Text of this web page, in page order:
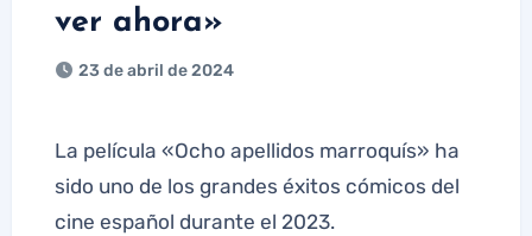
ver ahora»
23 de abril de 2024
La película «Ocho apellidos marroquís» ha
sido uno de los grandes éxitos cómicos del
cine español durante el 2023.